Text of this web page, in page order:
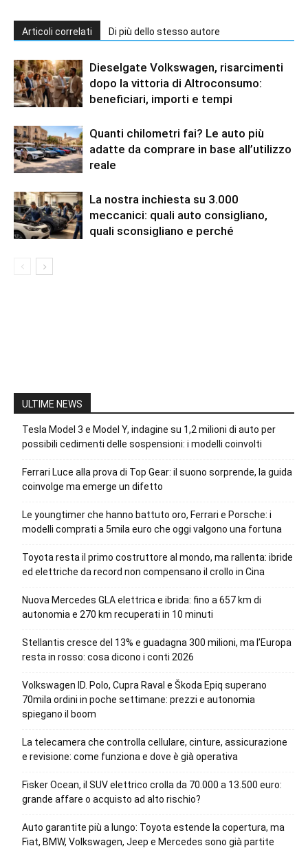
Articoli correlati Di più dello stesso autore
Dieselgate Volkswagen, risarcimenti
dopo la vittoria di Altroconsumo:
beneficiari, importi e tempi
Quanti chilometri fai? Le auto più
adatte da comprare in base all’utilizzo
reale
La nostra inchiesta su 3.000
meccanici: quali auto consigliano,
quali sconsigliano e perché
ULTIME NEWS
Tesla Model 3 e Model Y, indagine su 1,2 milioni di auto per
possibili cedimenti delle sospensioni: i modelli coinvolti
Ferrari Luce alla prova di Top Gear: il suono sorprende, la guida
coinvolge ma emerge un difetto
Le youngtimer che hanno battuto oro, Ferrari e Porsche: i
modelli comprati a 5mila euro che oggi valgono una fortuna
Toyota resta il primo costruttore al mondo, ma rallenta: ibride
ed elettriche da record non compensano il crollo in Cina
Nuova Mercedes GLA elettrica e ibrida: fino a 657 km di
autonomia e 270 km recuperati in 10 minuti
Stellantis cresce del 13% e guadagna 300 milioni, ma l’Europa
resta in rosso: cosa dicono i conti 2026
Volkswagen ID. Polo, Cupra Raval e Škoda Epiq superano
70mila ordini in poche settimane: prezzi e autonomia
spiegano il boom
La telecamera che controlla cellulare, cinture, assicurazione
e revisione: come funziona e dove è già operativa
Fisker Ocean, il SUV elettrico crolla da 70.000 a 13.500 euro:
grande affare o acquisto ad alto rischio?
Auto garantite più a lungo: Toyota estende la copertura, ma
Fiat, BMW, Volkswagen, Jeep e Mercedes sono già partite